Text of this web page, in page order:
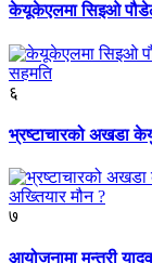
केयूकेएलमा सिइओ
६
भ्रष्टाचारको अखडा
७
आयोजनामा मन्त्री